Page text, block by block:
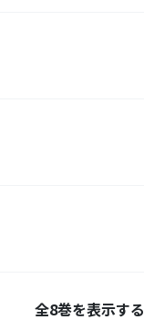
全8巻を表示する